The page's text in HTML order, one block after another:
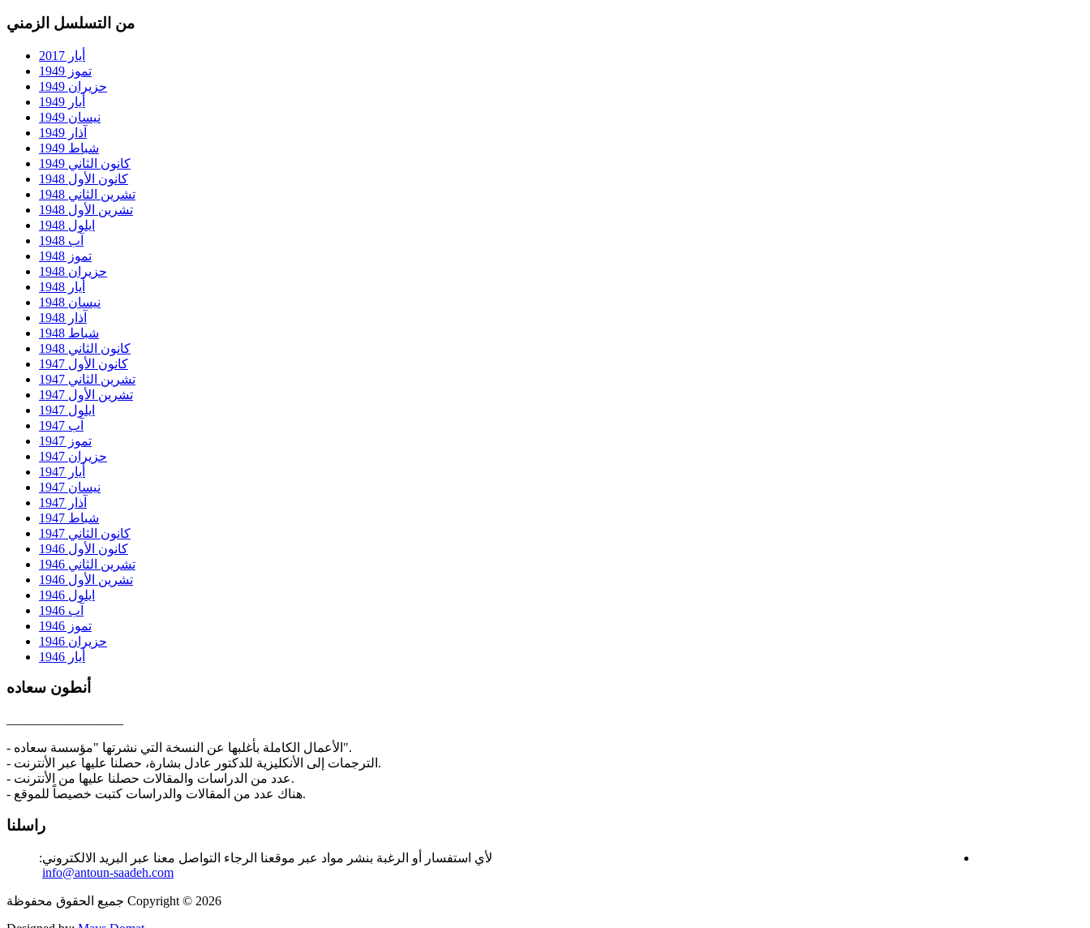
من التسلسل الزمني
أيار 2017
تموز 1949
حزيران 1949
أيار 1949
نيسان 1949
آذار 1949
شباط 1949
كانون الثاني 1949
كانون الأول 1948
تشرين الثاني 1948
تشرين الأول 1948
ايلول 1948
آب 1948
تموز 1948
حزيران 1948
أيار 1948
نيسان 1948
آذار 1948
شباط 1948
كانون الثاني 1948
كانون الأول 1947
تشرين الثاني 1947
تشرين الأول 1947
ايلول 1947
آب 1947
تموز 1947
حزيران 1947
أيار 1947
نيسان 1947
آذار 1947
شباط 1947
كانون الثاني 1947
كانون الأول 1946
تشرين الثاني 1946
تشرين الأول 1946
ايلول 1946
آب 1946
تموز 1946
حزيران 1946
أيار 1946
أنطون سعاده
- الأعمال الكاملة بأغلبها عن النسخة التي نشرتها "مؤسسة سعاده".
- الترجمات إلى الأنكليزية للدكتور عادل بشارة، حصلنا عليها عبر الأنترنت.
- عدد من الدراسات والمقالات حصلنا عليها من الأنترنت.
- هناك عدد من المقالات والدراسات كتبت خصيصاً للموقع.
راسلنا
لأي استفسار أو الرغبة بنشر مواد عبر موقعنا الرجاء التواصل معنا عبر البريد الالكتروني:
info@antoun-saadeh.com
جميع الحقوق محفوظة Copyright © 2026